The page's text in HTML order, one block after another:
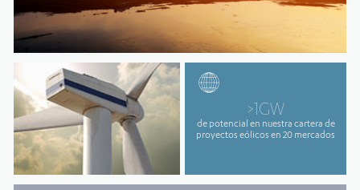
>1GW
de potencial en nuestra cartera de
proyectos eólicos en 20 mercados